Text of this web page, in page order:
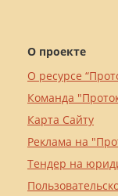
О проекте
О ресурсе
Команда
Карта Сайту
Реклама на
Тендер на